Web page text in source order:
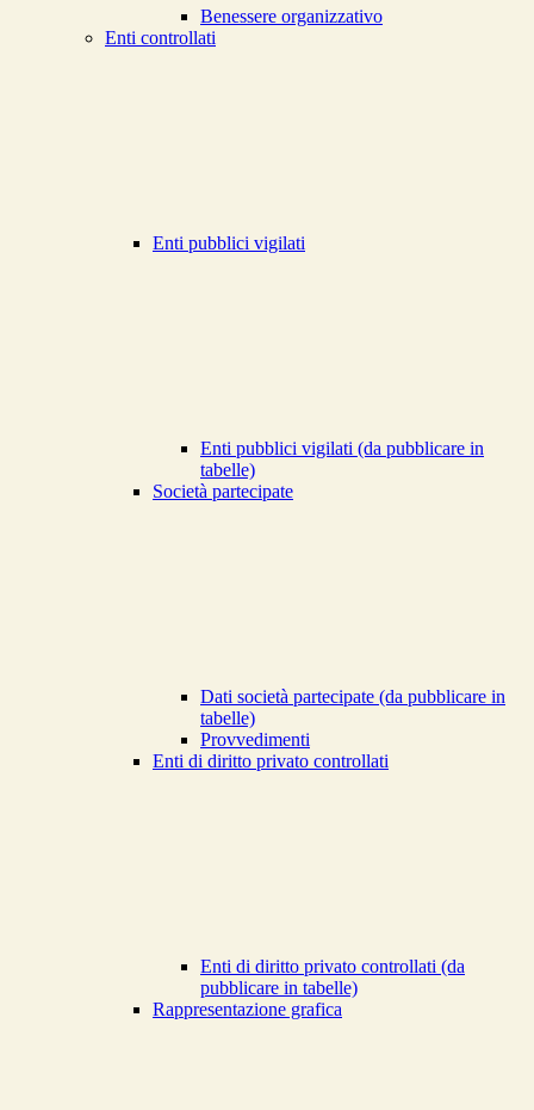
Benessere organizzativo
Enti controllati
Enti pubblici vigilati
Enti pubblici vigilati (da pubblicare in
tabelle)
Società partecipate
Dati società partecipate (da pubblicare in
tabelle)
Provvedimenti
Enti di diritto privato controllati
Enti di diritto privato controllati (da
pubblicare in tabelle)
Rappresentazione grafica